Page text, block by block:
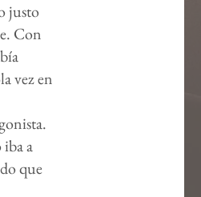
justo
Con
vez en
a
que